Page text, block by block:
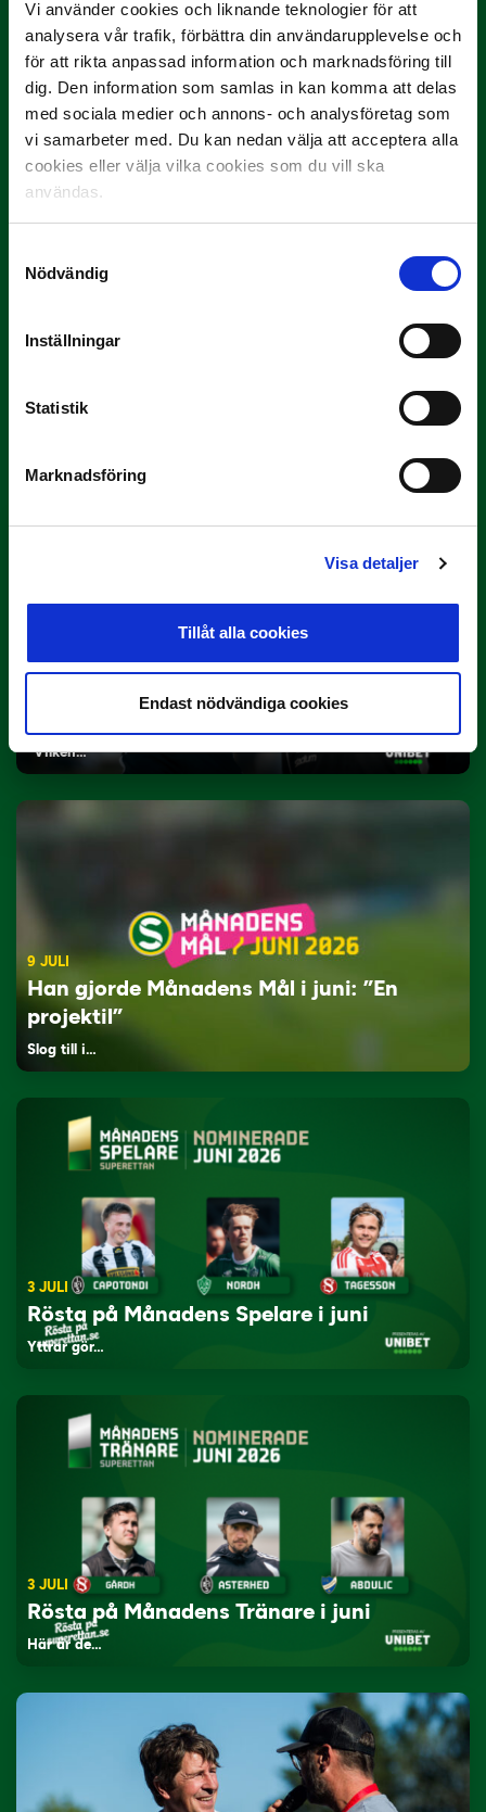
Vi använder cookies och liknande teknologier för att
analysera vår trafik, förbättra din användarupplevelse och
för att rikta anpassad information och marknadsföring till
dig. Den information som samlas in kan komma att delas
med sociala medier och annons- och analysföretag som
vi samarbeter med. Du kan nedan välja att acceptera alla
cookies eller välja vilka cookies som du vill ska
användas.
Nödvändig
Inställningar
Statistik
Marknadsföring
Visa detaljer
Tillåt alla cookies
Endast nödvändiga cookies
Sundsvall
Halmstads
BK
Nej
IK Brage
Ja
Nej
Jönköpings
Södra IF
Ja
Nej
Ljungskile
SK
Norrby IF
Ja
Ja
FF
Västerås SK
Östers IF
10 JULI
Dubbla Landskrona-priser när juni
"Vilken…
9 JULI
Han gjorde Månadens Mål i juni: ”En
projektil”
Slog till i…
3 JULI
Rösta på Månadens Spelare i juni
Yttrar gör…
3 JULI
Rösta på Månadens Tränare i juni
Här är de…